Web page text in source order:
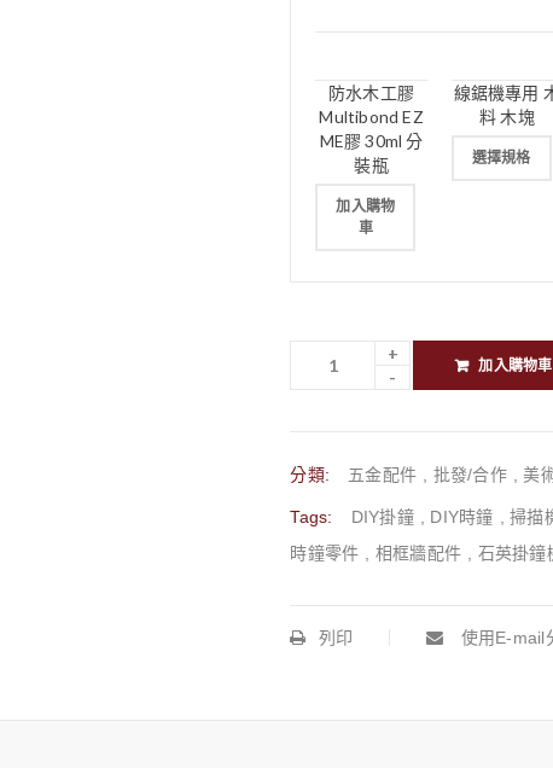
防水木工膠
Multibond EZ
ME膠 30ml 分
裝瓶
加入購物
車
線鋸機專用
料 木塊
選擇規格
加入購物車
分類: 五金配件 批發/合作 ,美
Tags: DIY掛鐘 DIY時鐘 ,掃描
時鐘零件
相框牆配件 石英掛鐘
列印 使用E-mail